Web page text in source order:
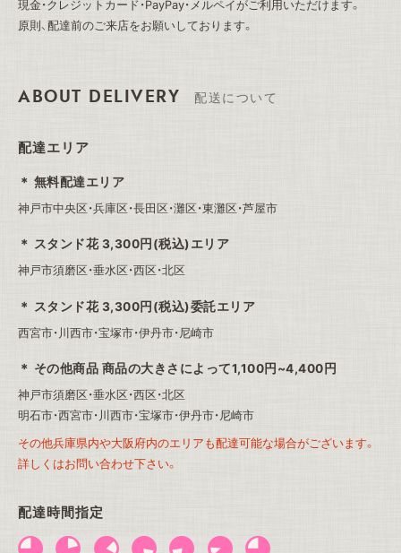
現金・クレジットカード・PayPay・メルペイがご利用いただけます。
原則、配達前のご来店をお願いしております。
ABOUT DELIVERY 配送について
配達エリア
無料配達エリア
神戸市中央区・兵庫区・長田区・灘区・東灘区・芦屋市
スタンド花 3,300円(税込)エリア
神戸市須磨区・垂水区・西区・北区
スタンド花 3,300円(税込)委託エリア
西宮市・川西市・宝塚市・伊丹市・尼崎市
その他商品 商品の大きさによって1,100円~4,400円
神戸市須磨区・垂水区・西区・北区
明石市・西宮市・川西市・宝塚市・伊丹市・尼崎市
その他兵庫県内や大阪府内のエリアも配達可能な場合がございます。
詳しくはお問い合わせ下さい。
配達時間指定